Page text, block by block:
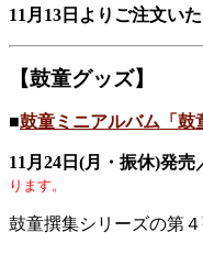
11月13日よりご注文い
【鼓童グッズ】
■鼓童ミニアルバム「鼓
11月24日(月・振休)発売
ります。
鼓童撰集シリーズの第４